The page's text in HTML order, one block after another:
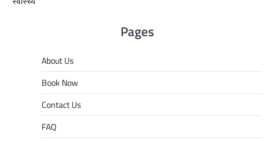
Pages
About Us
Book Now
Contact Us
FAQ